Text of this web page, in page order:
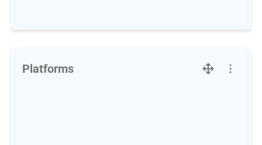
Platforms